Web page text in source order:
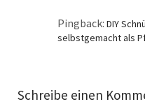
Pingback: DIY
selbstgemacht als
Schreibe einen